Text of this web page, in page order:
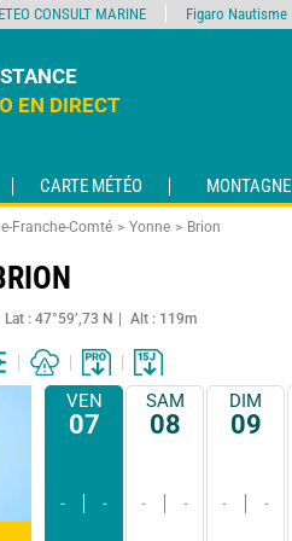
EN DIRECT
CARTE MÉTÉO MONTAGNE
Franche-Comté Yonne Brion
Lat : 47°59’,73 N Alt : 119m
VEN
07
- -
SAM
08
- -
DIM
09
- -
CONSULT MARINE Figaro Nautisme